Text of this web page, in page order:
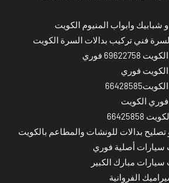
شبابيك وابواب المنيوم الكويت
فني تركيب بدالات السرة الكويت
فوري
فوري
الكويت
بدالات للونشات والمطاعم بالكويت
سيارات أصلية فوري
مبارك الكبير
الفروانية